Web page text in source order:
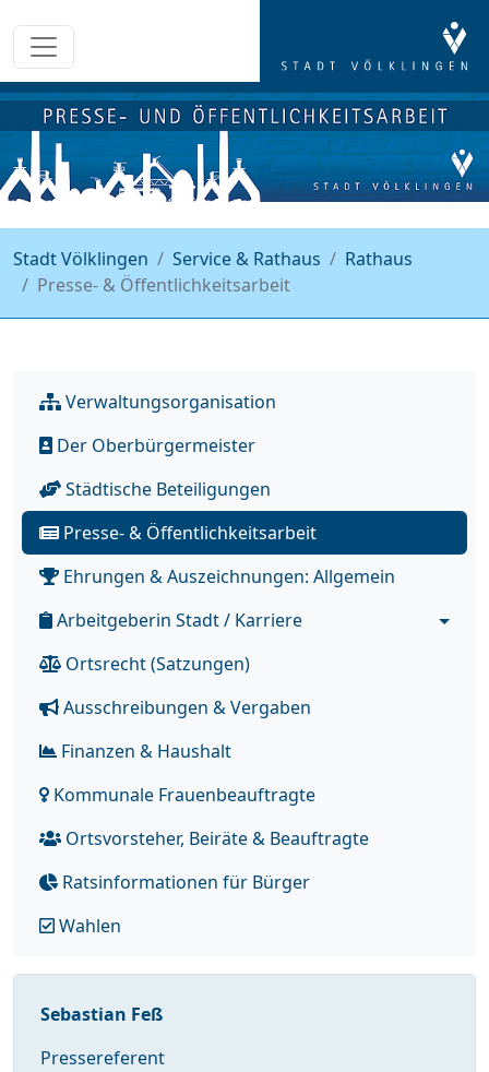
Stadt Völklingen Service & Rathaus
Rathaus
Presse- & Öffentlichkeitsarbeit
Verwaltungsorganisation
Der Oberbürgermeister
Städtische Beteiligungen
Presse- & Öffentlichkeitsarbeit
Ehrungen & Auszeichnungen: Allgemein
Arbeitgeberin Stadt / Karriere
Ortsrecht (Satzungen)
Ausschreibungen & Vergaben
Finanzen & Haushalt
Kommunale Frauenbeauftragte
Ortsvorsteher, Beiräte & Beauftragte
Ratsinformationen für Bürger
Wahlen
Sebastian Feß
Pressereferent